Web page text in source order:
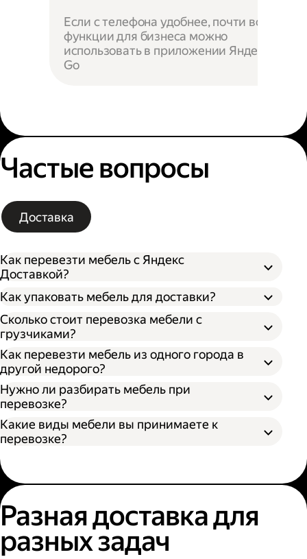
Если с телефона удобнее, почти все
функции для бизнеса можно
использовать в приложении Яндекс
Go
Частые вопросы
Доставка
Как перевезти мебель с Яндекс
Доставкой?
Откройте приложение Яндекс Go или сайт;
Выберите тип кузова и количество
Укажите адрес отправления и получения;
Нажмите кнопку «Заказать».
Как упаковать мебель для доставки?
Разобрать поддающуюся разборке
мебель;
Упаковать разобранную мебель в стретч-
пленку, воздушно-пузырьковую пленку или
другой надежный материал;
Упаковать неразборную мебель в картон
или поролон.
Сколько стоит перевозка мебели с
грузчиками?
Как перевезти мебель из одного города в
другой недорого?
Нужно ли разбирать мебель при
перевозке?
Какие виды мебели вы принимаете к
перевозке?
Разная доставка для
разных задач